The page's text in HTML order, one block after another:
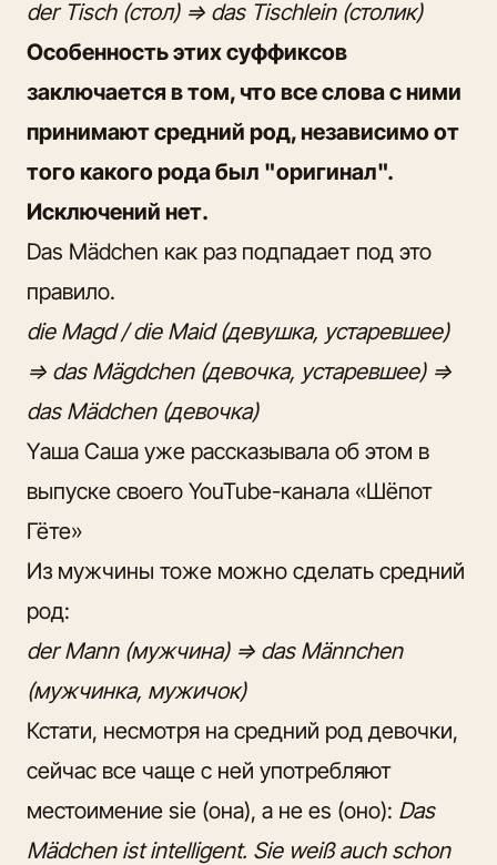
der Tisch (стол) => das Tischlein (столик)
Особенность этих суффиксов
заключается в том, что все слова с ними
принимают средний род, независимо от
того какого рода был "оригинал".
Исключений нет.
Das Mädchen как раз подпадает под это
правило.
die Magd / die Maid (девушка, устаревшее)
=> das Mägdchen (девочка, устаревшее) =>
das Mädchen (девочка)
Yаша Саша уже рассказывала об этом в
выпуске своего YouTube-канала «Шёпот
Гёте»
Из мужчины тоже можно сделать средний
род:
der Mann (мужчина) => das Männchen
(мужчинка, мужичок)
Кстати, несмотря на средний род девочки,
сейчас все чаще с ней употребляют
местоимение sie (она), а не es (оно): Das
Mädchen ist intelligent. Sie weiß auch schon